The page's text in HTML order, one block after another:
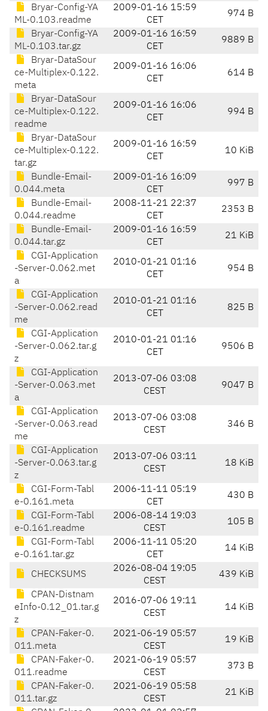
Bryar-Config-YA
ML-0.103.readme
2009-01-16 15:59
CET
974 B
Bryar-Config-YA
ML-0.103.tar.gz
2009-01-16 16:59
CET
9889 B
Bryar-DataSour
ce-Multiplex-0.122.
meta
2009-01-16 16:06
CET
614 B
Bryar-DataSour
ce-Multiplex-0.122.
readme
2009-01-16 16:06
CET
994 B
Bryar-DataSour
ce-Multiplex-0.122.
tar.gz
2009-01-16 16:59
CET
10 KiB
Bundle-Email-
0.044.meta
2009-01-16 16:09
CET
997 B
Bundle-Email-
0.044.readme
2008-11-21 22:37
CET
2353 B
Bundle-Email-
0.044.tar.gz
2009-01-16 16:59
CET
21 KiB
CGI-Application
-Server-0.062.met
a
2010-01-21 01:16
CET
954 B
CGI-Application
-Server-0.062.read
me
2010-01-21 01:16
CET
825 B
CGI-Application
-Server-0.062.tar.g
z
2010-01-21 01:16
CET
9506 B
CGI-Application
-Server-0.063.met
a
2013-07-06 03:08
CEST
9047 B
CGI-Application
-Server-0.063.read
me
2013-07-06 03:08
CEST
346 B
CGI-Application
-Server-0.063.tar.g
z
2013-07-06 03:11
CEST
18 KiB
CGI-Form-Tabl
e-0.161.meta
2006-11-11 05:19
CET
430 B
CGI-Form-Tabl
e-0.161.readme
2006-08-14 19:03
CEST
105 B
CGI-Form-Tabl
e-0.161.tar.gz
2006-11-11 05:20
CET
14 KiB
CHECKSUMS
2026-08-04 19:05
CEST
439 KiB
CPAN-Distnam
eInfo-0.12_01.tar.g
z
2016-07-06 19:11
CEST
14 KiB
CPAN-Faker-0.
011.meta
2021-06-19 05:57
CEST
19 KiB
CPAN-Faker-0.
011.readme
2021-06-19 05:57
CEST
373 B
CPAN-Faker-0.
011.tar.gz
2021-06-19 05:58
CEST
21 KiB